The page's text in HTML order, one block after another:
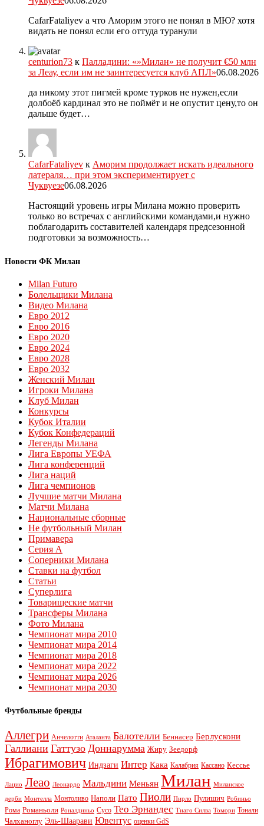
CafarFataliyev а что Аморим этого не понял в МЮ? хотя
видать не понял если его оттуда туранули
centurion73 к Палладини: «»Милан» не получит €50 млн
за Леау, если им не заинтересуется клуб АПЛ»06.08.2026
да никому этот пигмей кроме турков не нужен,если
долбоёб кардинал это не поймёт и не опустит цену,то он
дальше будет…
CafarFataliyev к Аморим продолжает искать идеального
латераля… при этом экспериментирует с
Чуквуезе06.08.2026
Настоящий уровень игры Милана можно проверить
только во встречах с английскими командами,и нужно
поблагодарить составителей календаря предсезонной
подготовки за возможность…
Новости ФК Милан
Milan Futuro
Болельщики Милана
Видео Милана
Евро 2012
Евро 2016
Евро 2020
Евро 2024
Евро 2028
Евро 2032
Женский Милан
Игроки Милана
Клуб Милан
Конкурсы
Кубок Италии
Кубок Конфедераций
Легенды Милана
Лига Европы УЕФА
Лига конференций
Лига наций
Лига чемпионов
Лучшие матчи Милана
Матчи Милана
Национальные сборные
Не футбольный Милан
Примавера
Серия А
Соперники Милана
Ставки на футбол
Статьи
Суперлига
Товарищеские матчи
Трансферы Милана
Фото Милана
Чемпионат мира 2010
Чемпионат мира 2014
Чемпионат мира 2018
Чемпионат мира 2022
Чемпионат мира 2026
Чемпионат мира 2030
Футбольные бренды
Аллегри Анчелотти Аталанта Балотелли Беннасер Берлускони
Галлиани Гаттузо Доннарумма Жиру Зеедорф
Ибрагимович Индзаги Интер Кака Калабрия Кассано Кессье
Лацио Леао Леонардо Мальдини Меньян Милан Миланское
дерби Монтелла Монтоливо Наполи Пато Пиоли Пирло Пулишич Робиньо
Рома Романьоли Роналдиньо Сусо Тео Эрнандес Тиаго Силва Томори Тонали
Чалханоглу Эль-Шаарави Ювентус оценки GdS